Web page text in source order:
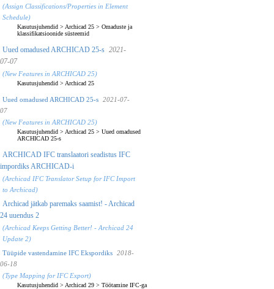
(Assign Classifications/Properties in Element
Schedule)
Kasutusjuhendid > Archicad 25 > Omaduste ja
klassifikatsioonide süsteemid
Uued omadused ARCHICAD 25-s 2021-
07-07
(New Features in ARCHICAD 25)
Kasutusjuhendid > Archicad 25
Uued omadused ARCHICAD 25-s
2021-07-
07
(New Features in ARCHICAD 25)
Kasutusjuhendid > Archicad 25 > Uued omadused
ARCHICAD 25-s
ARCHICAD IFC translaatori seadistus IFC
impordiks ARCHICAD-i
(Archicad IFC Translator Setup for IFC Import
to Archicad)
Archicad jätkab paremaks saamist! - Archicad
24 uuendus 2
(Archicad Keeps Getting Better! - Archicad 24
Update 2)
Tüüpide vastendamine IFC Ekspordiks
2018-
06-18
(Type Mapping for IFC Export)
Kasutusjuhendid > Archicad 29 > Töötamine IFC-ga